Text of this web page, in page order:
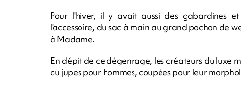
Pour l'hiver, il y avait aussi des gabardines
l'accessoire, du sac à main au grand pochon de
à Madame.
En dépit de ce dégenrage, les créateurs du luxe
ou jupes pour hommes, coupées pour leur